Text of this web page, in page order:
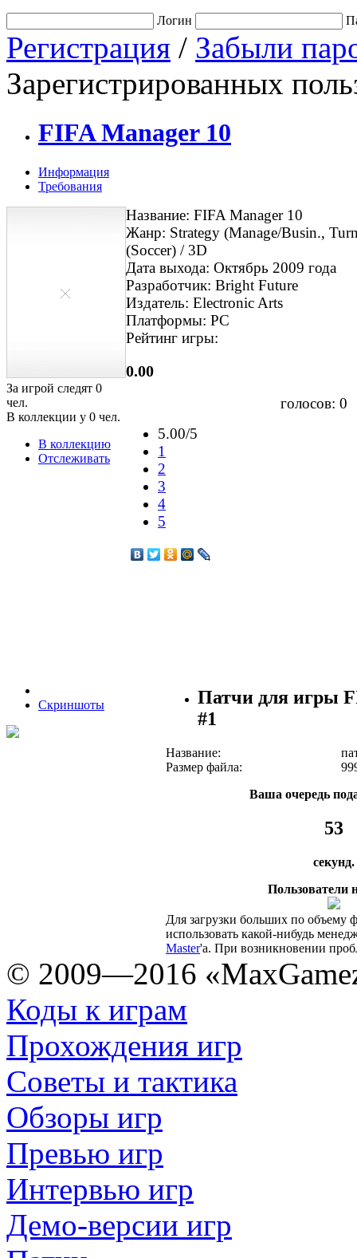
Логин
Регистрация / Забыли
Зарегистрированных
FIFA Manager 10
Информация
Требования
За игрой следят 0
чел.
В коллекции у 0 чел.
В коллекцию
Отслеживать
Название: FIFA Manager 10
Жанр: Strategy (Manage/Busin.,
(Soccer) / 3D
Дата выхода: Октябрь 2009 года
Разработчик: Bright Future
Издатель: Electronic Arts
Платформы: PC
Рейтинг игры:
0.00
голосов: 0
5.00/5
1
2
3
4
5
Скриншоты
Патчи для игры
#1
Название:
Размер файла:
Ваша очередь
53
секунд.
Пользователи
Для загрузки больших по объему
использовать какой-нибудь
Master'а. При возникновении
© 2009—2016
Коды к играм
Прохождения игр
Советы и тактика
Обзоры игр
Превью игр
Интервью игр
Демо-версии игр